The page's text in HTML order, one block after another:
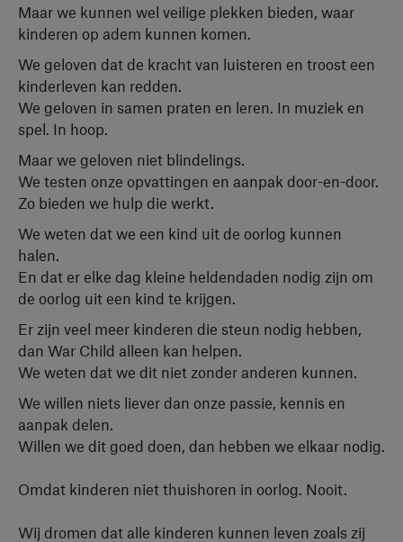
Maar we kunnen wel veilige plekken bieden, waar
kinderen op adem kunnen komen.
We geloven dat de kracht van luisteren en troost een
kinderleven kan redden.
We geloven in samen praten en leren. In muziek en
spel. In hoop.
Maar we geloven niet blindelings.
We testen onze opvattingen en aanpak door-en-door.
Zo bieden we hulp die werkt.
We weten dat we een kind uit de oorlog kunnen
halen.
En dat er elke dag kleine heldendaden nodig zijn om
de oorlog uit een kind te krijgen.
Er zijn veel meer kinderen die steun nodig hebben,
dan War Child alleen kan helpen.
We weten dat we dit niet zonder anderen kunnen.
We willen niets liever dan onze passie, kennis en
aanpak delen.
Willen we dit goed doen, dan hebben we elkaar nodig.
Omdat kinderen niet thuishoren in oorlog. Nooit.
Wij dromen dat alle kinderen kunnen leven zoals zij